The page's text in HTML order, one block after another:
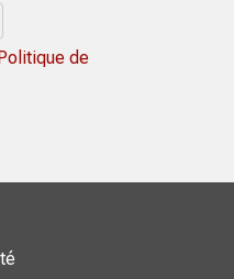
de